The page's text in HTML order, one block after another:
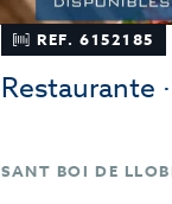
REF. 6152185
Restaurante
SANT BOI DE